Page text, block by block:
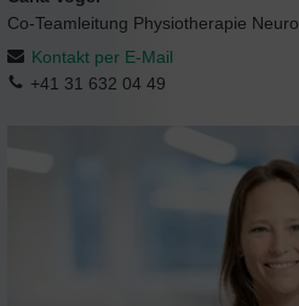
Co-Teamleitung Physiotherapie Neuro
Kontakt per E-Mail
+41 31 632 04 49